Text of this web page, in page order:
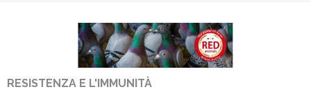
RESISTENZA E L'IMMUNITÀ